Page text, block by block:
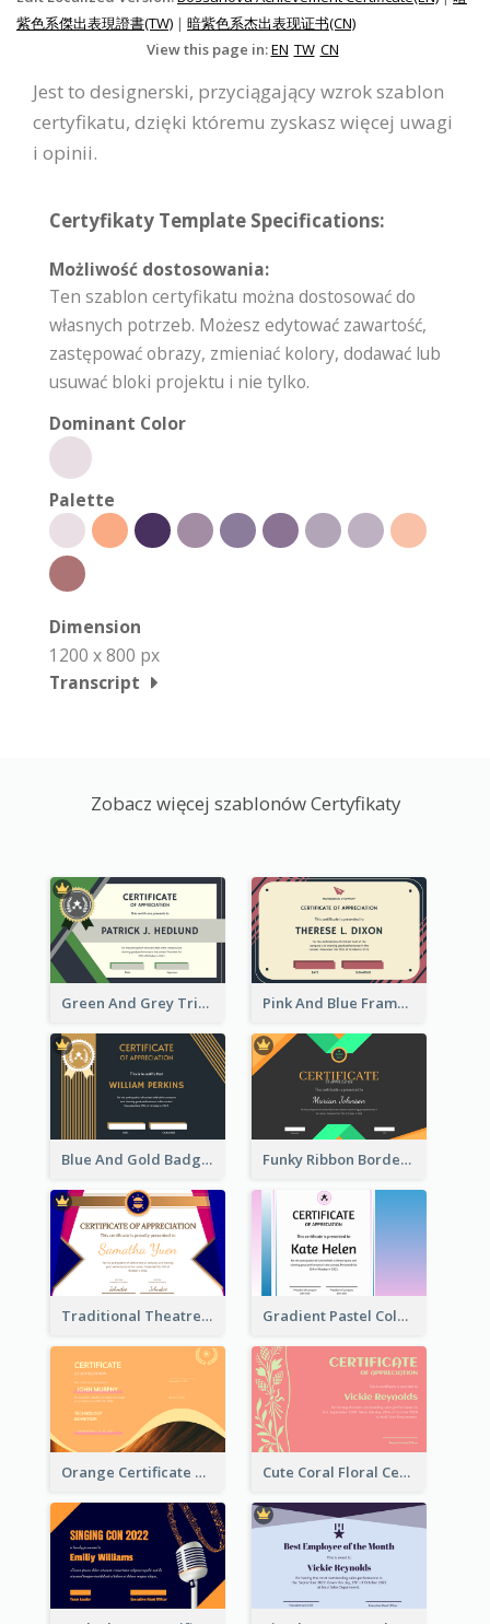
紫色系傑出表現證書(TW) | 暗紫色系杰出表现证书(CN)
View this page in:EN TW CN
Jest to designerski, przyciągający wzrok szablon
certyfikatu, dzięki któremu zyskasz więcej uwagi
i opinii.
Certyfikaty Template Specifications:
Możliwość dostosowania:
Ten szablon certyfikatu można dostosować do
własnych potrzeb. Możesz edytować zawartość,
zastępować obrazy, zmieniać kolory, dodawać lub
usuwać bloki projektu i nie tylko.
Dominant Color
Palette
Dimension
1200 x 800 px
Transcript
Zobacz więcej szablonów Certyfikaty
Green And Grey Triangles With Badge Certificate Pink And Blue Frame Company Certificate
Blue And Gold Badge Appreciation Certificate Funky Ribbon Border Certificate Design Template
Traditional Theatre Certificate Design Template Gradient Pastel Color Certificate
Orange Certificate Design Of Appreciation Of Wood Texture Cute Coral Floral Certificate Design For Appreciation